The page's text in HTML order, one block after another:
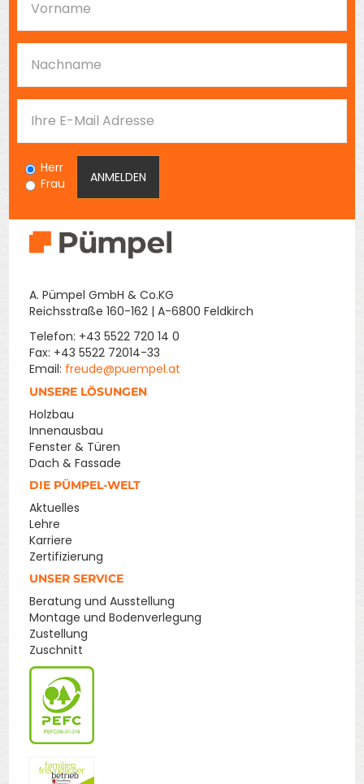
Herr
Frau
A. Pümpel GmbH & Co.KG
Reichsstraße 160-162 | A-6800 Feldkirch
Telefon: +43 5522 720 14 0
Fax: +43 5522 72014-33
Email: freude@puempel.at
UNSERE LÖSUNGEN
Holzbau
Innenausbau
Fenster & Türen
Dach & Fassade
DIE PÜMPEL-WELT
Aktuelles
Lehre
Karriere
Zertifizierung
UNSER SERVICE
Beratung und Ausstellung
Montage und Bodenverlegung
Zustellung
Zuschnitt